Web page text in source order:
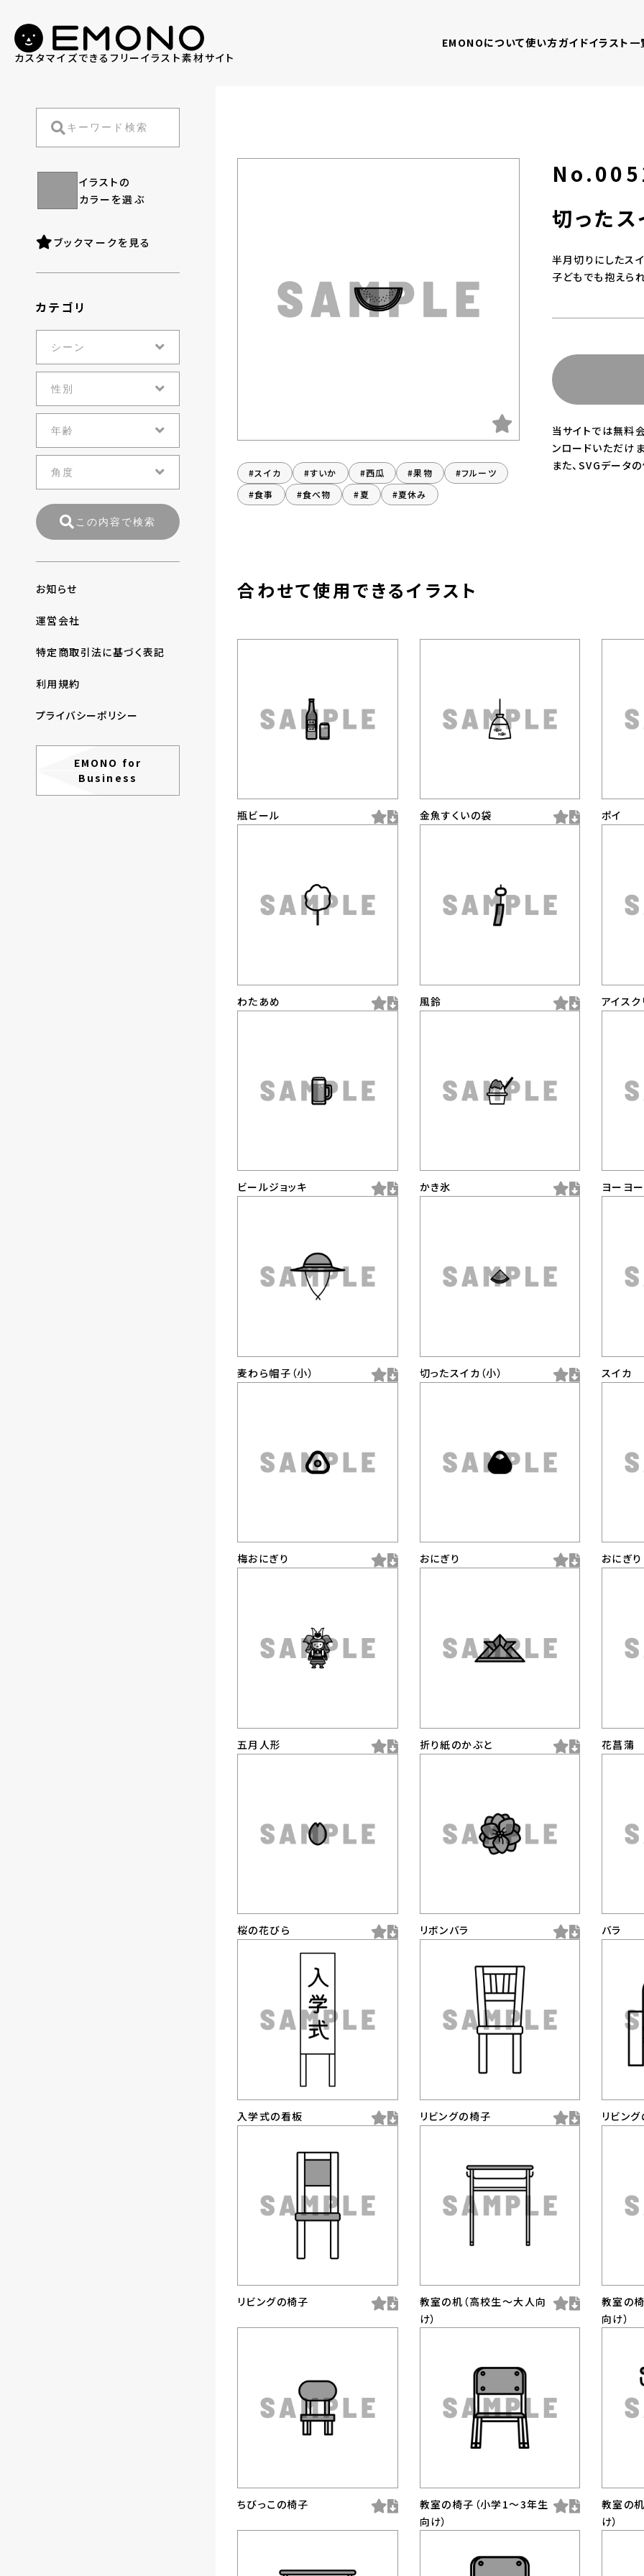
カスタマイズできる フリーイラスト素材サイト
EMONOについて使い方ガイドイラスト一
#スイカ #すいか #西瓜 #果物
#フルーツ
#食事
#食べ物 #夏 #夏休み
切ったス
半月切りにしたス
子どもでも抱えら
当サイトでは無料
ンロードいただけま
また、SVGデータ
合わせて使用できるイラスト
瓶ビール 金魚すくいの袋 ポイ
わたあめ 風鈴 アイス
ビールジョッキ かき氷 ヨーヨー
麦わら帽子（小） 切ったスイカ（小） スイカ
梅おにぎり おにぎり おにぎり
五月人形 折り紙のかぶと 花菖蒲
桜の花びら リボンバラ バラ
入学式の看板 リビングの椅子 リビン
リビングの椅子
教室の机（高校生〜大人向
け）
教室の
向け）
ちびっこの椅子
教室の椅子（小学1〜3年生
向け）
教室の
け）
イラストの
カラーを選ぶ
ブックマークを見る
カテゴリ
この内容で検索
お知らせ
運営会社
特定商取引法に基づく表記
利用規約
プライバシーポリシー
EMONO for
Business